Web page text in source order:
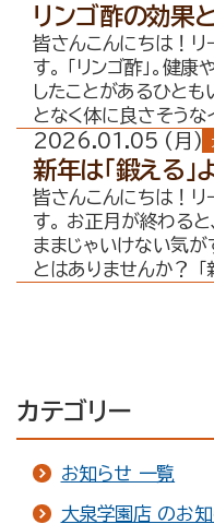
リンゴ酢の効果
皆さんこんにちは！
す。 「リンゴ酢」。健
したことがあるひとも
となく体に良さそうな
2026.01.05 (月)
新年は「鍛える」
皆さんこんにちは！
す。 お正月が終わると
ままじゃいけない気が
とはありませんか？
カテゴリー
お知らせ 一覧
大泉学園店 のお